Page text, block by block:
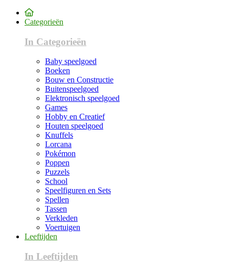
Categorieën
In Categorieën
Baby speelgoed
Boeken
Bouw en Constructie
Buitenspeelgoed
Elektronisch speelgoed
Games
Hobby en Creatief
Houten speelgoed
Knuffels
Lorcana
Pokémon
Poppen
Puzzels
School
Speelfiguren en Sets
Spellen
Tassen
Verkleden
Voertuigen
Leeftijden
In Leeftijden